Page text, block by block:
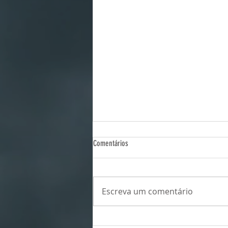
Comentários
Escreva um comentário